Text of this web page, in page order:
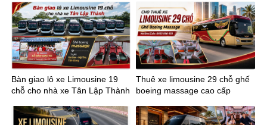
Bàn giao lô xe Limousine 19
chỗ cho nhà xe Tân Lập Thành
Thuê xe limousine 29 chỗ ghế
boeing massage cao cấp